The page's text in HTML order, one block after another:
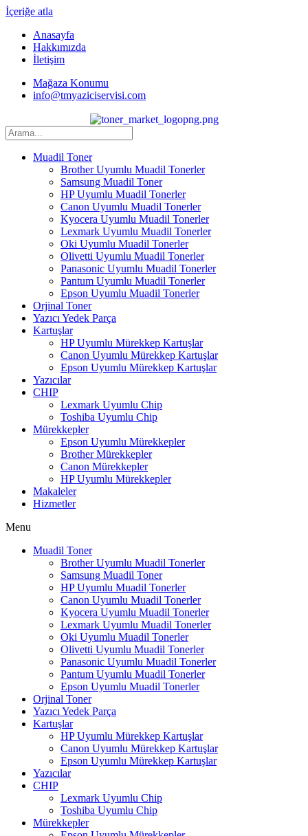
İçeriğe atla
Anasayfa
Hakkımızda
İletişim
Mağaza Konumu
info@tmyaziciservisi.com
Muadil Toner
Brother Uyumlu Muadil Tonerler
Samsung Muadil Toner
HP Uyumlu Muadil Tonerler
Canon Uyumlu Muadil Tonerler
Kyocera Uyumlu Muadil Tonerler
Lexmark Uyumlu Muadil Tonerler
Oki Uyumlu Muadil Tonerler
Olivetti Uyumlu Muadil Tonerler
Panasonic Uyumlu Muadil Tonerler
Pantum Uyumlu Muadil Tonerler
Epson Uyumlu Muadil Tonerler
Orjinal Toner
Yazıcı Yedek Parça
Kartuşlar
HP Uyumlu Mürekkep Kartuşlar
Canon Uyumlu Mürekkep Kartuşlar
Epson Uyumlu Mürekkep Kartuşlar
Yazıcılar
CHIP
Lexmark Uyumlu Chip
Toshiba Uyumlu Chip
Mürekkepler
Epson Uyumlu Mürekkepler
Brother Mürekkepler
Canon Mürekkepler
HP Uyumlu Mürekkepler
Makaleler
Hizmetler
Menu
Muadil Toner
Brother Uyumlu Muadil Tonerler
Samsung Muadil Toner
HP Uyumlu Muadil Tonerler
Canon Uyumlu Muadil Tonerler
Kyocera Uyumlu Muadil Tonerler
Lexmark Uyumlu Muadil Tonerler
Oki Uyumlu Muadil Tonerler
Olivetti Uyumlu Muadil Tonerler
Panasonic Uyumlu Muadil Tonerler
Pantum Uyumlu Muadil Tonerler
Epson Uyumlu Muadil Tonerler
Orjinal Toner
Yazıcı Yedek Parça
Kartuşlar
HP Uyumlu Mürekkep Kartuşlar
Canon Uyumlu Mürekkep Kartuşlar
Epson Uyumlu Mürekkep Kartuşlar
Yazıcılar
CHIP
Lexmark Uyumlu Chip
Toshiba Uyumlu Chip
Mürekkepler